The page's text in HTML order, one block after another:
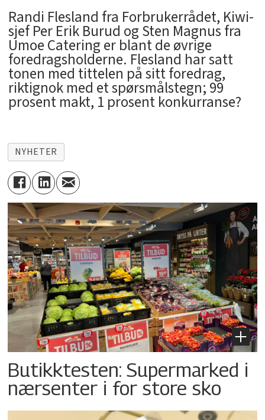
Randi Flesland fra Forbrukerrådet, Kiwi-
sjef Per Erik Burud og Sten Magnus fra
Umoe Catering er blant de øvrige
foredragsholderne. Flesland har satt
tonen med tittelen på sitt foredrag,
riktignok med et spørsmålstegn; 99
prosent makt, 1 prosent konkurranse?
NYHETER
Butikktesten: Supermarked i
nærsenter i for store sko